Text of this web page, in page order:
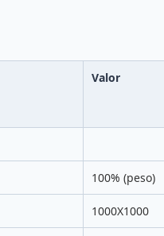
Valor
100% (peso)
1000X1000